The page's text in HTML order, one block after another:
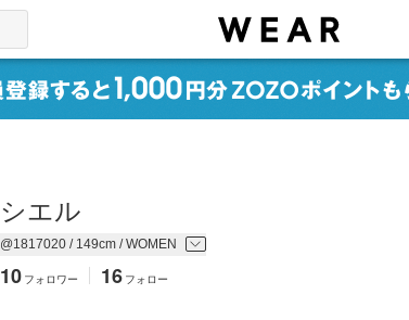
シエル
@1817020 / 149cm / WOMEN
10 フォロワー 16 フォロー